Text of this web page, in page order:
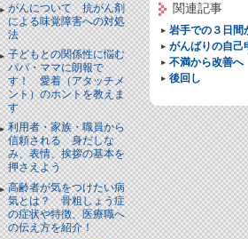
がんについて 抗がん剤
による味覚障害への対処
法
子どもとの関係性に悩む
パパ・ママに朗報で
す！ 愛着（アタッチメ
ント）のホントを教えま
す
利用者・家族・職員から
信頼される 身だしな
み、表情、挨拶の基本を
押さえよう
高齢者が気をつけたい病
気とは？ 骨粗しょう症
の症状や特徴、医療職へ
の伝え方を紹介！
関連記事
岩手での３日間
がんばりの自己
不満から改善へ
後回し